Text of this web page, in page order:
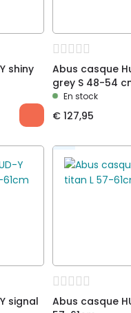
shiny
Abus casque
grey S 48-54
En stock
€ 127,95
signal
Abus casque